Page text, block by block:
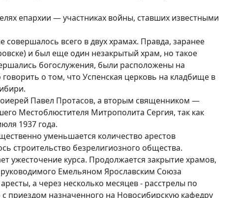
епархии — участниках войны, ставших известными
всего в двух храмах. Правда, заранее
и был еще один незакрытый храм, но такое
богослужения, были расположены на
о том, что Успенская церковь на кладбище в
Павел Протасов, а вторым священником —
Местоблюстителя Митрополита Сергия, так как
1937 года.
уменьшается количество арестов
строительство безрелигиозного общества.
ужесточение курса. Продолжается закрытие храмов,
Емельяном Ярославским Союза
а через несколько месяцев - расстрелы по
приездом назначенного на Новосибирскую кафедру